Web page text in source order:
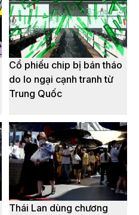
Cổ phiếu chip bị bán tháo
do lo ngại cạnh tranh từ
Trung Quốc
Thái Lan dùng chương